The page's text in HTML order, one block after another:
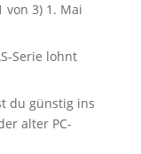
von 3) 1. Mai
Serie lohnt
du günstig ins
alter PC-